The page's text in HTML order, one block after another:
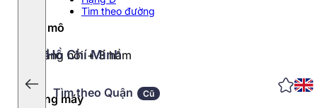
Tìm theo đường
Hồ Chí Minh
Tìm theo Quận Cũ
Quy mô
36 tầng nổi + 3 hầm
Thang máy